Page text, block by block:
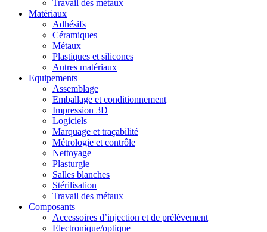
Travail des métaux
Matériaux
Adhésifs
Céramiques
Métaux
Plastiques et silicones
Autres matériaux
Equipements
Assemblage
Emballage et conditionnement
Impression 3D
Logiciels
Marquage et traçabilité
Métrologie et contrôle
Nettoyage
Plasturgie
Salles blanches
Stérilisation
Travail des métaux
Composants
Accessoires d’injection et de prélèvement
Electronique/optique